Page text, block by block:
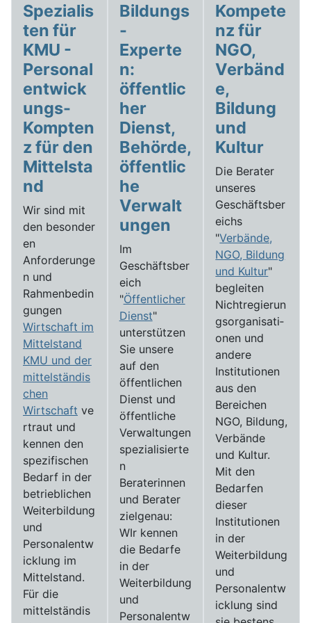
Spezialis
ten für
KMU -
Personal
entwick
ungs-
Kompten
z für den
Mittelsta
nd
Wir sind mit
den besonder
en
Anforderunge
n und
Rahmenbedin
gungen
Wirtschaft im
Mittelstand
KMU und der
mittelständis
chen
Wirtschaft ve
rtraut und
kennen den
spezifischen
Bedarf in der
betrieblichen
Weiterbildung
und
Personalentw
icklung im
Mittelstand.
Für die
mittelständis
Bildungs
-
Experte
n:
öffentlic
her
Dienst,
Behörde,
öffentlic
he
Verwalt
ungen
Im
Geschäftsber
eich
"Öffentlicher
Dienst"
unterstützen
Sie unsere
auf den
öffentlichen
Dienst und
öffentliche
Verwaltungen
spezialisierte
n
Beraterinnen
und Berater
zielgenau:
WIr kennen
die Bedarfe
in der
Weiterbildung
und
Personalentw
Kompete
nz für
NGO,
Verbänd
e,
Bildung
und
Kultur
Die Berater
unseres
Geschäftsber
eichs
"Verbände,
NGO, Bildung
und Kultur"
begleiten
Nichtregierun
gs­­­organi­sati­
onen und
andere
Institutionen
aus den
Bereichen
NGO, Bildung,
Verbände
und Kultur.
Mit den
Bedarfen
dieser
Institutionen
in der
Weiterbildung
und
Personalentw
icklung sind